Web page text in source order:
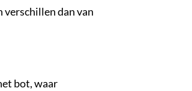
verschillen dan van
bot, waar